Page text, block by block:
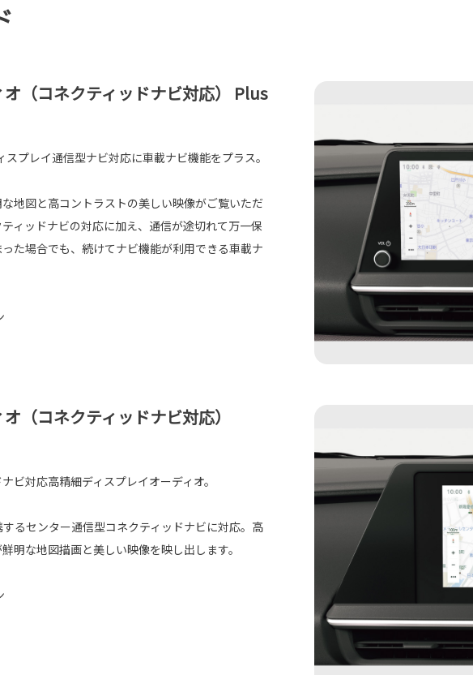
（コネクティッドナビ対応） Plus
プレイ通信型ナビ対応に車載ナビ機能をプラス。
地図と高コントラストの美しい映像がご覧いただ
ィッドナビの対応に加え、通信が途切れて万一保
た場合でも、続けてナビ機能が利用できる車載ナ
（コネクティッドナビ対応）
ビ対応高精細ディスプレイオーディオ。
るセンター通信型コネクティッドナビに対応。高
明な地図描画と美しい映像を映し出します。